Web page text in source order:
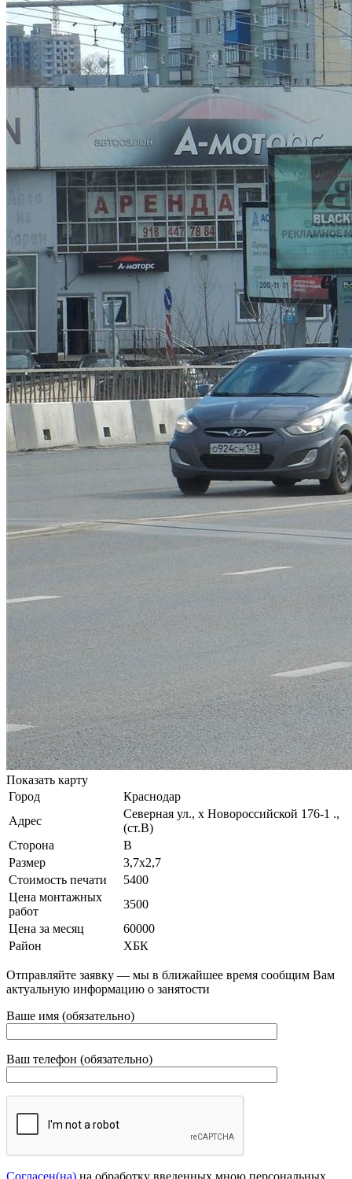
Показать карту
Город
Краснодар
Адрес
Северная ул., х Новороссийской 176-1 .,
(ст.В)
Сторона
В
Размер
3,7х2,7
Стоимость печати
5400
Цена монтажных
работ
3500
Цена за месяц
60000
Район
ХБК
Отправляйте заявку — мы в ближайшее время сообщим Вам
актуальную информацию о занятости
Ваше имя (обязательно)
Ваш телефон (обязательно)
Согласен(на) на обработку введенных мною персональных